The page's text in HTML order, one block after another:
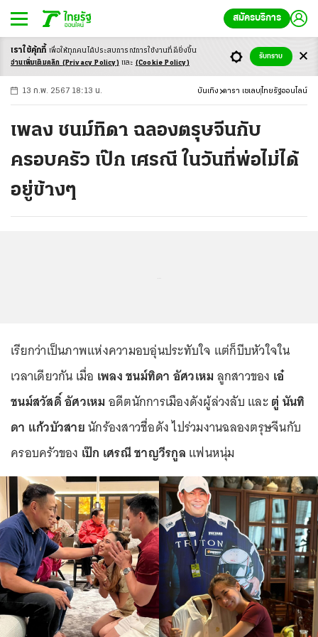
สมัครบริการ
-ก ก ก+
13 ก.พ. 2567 18:13 น. บันเทิง ดารา เซเลบ ไทยรัฐออนไลน์
เพลง ชนม์ทิดา ฉลองตรุษจีนกับ
ครอบครัว เป๊ก เศรณี ในวันที่พ่อไม่ได้
อยู่ข้างๆ
เรียกว่าเป็นภาพแห่งความอบอุ่นประทับใจ แต่ก็บีบหัวใจใน
เวลาเดียวกัน เมื่อ เพลง ชนม์ทิดา อัศวเหม ลูกสาวของ เอ๋
ชนม์สวัสดิ์ อัศวเหม อดีตนักการเมืองดังผู้ล่วงลับ และตู่ นันทิ
ดา แก้วบัวสายนักร้องสาวชื่อดัง ไปร่วมงานฉลองตรุษจีนกับ
ครอบครัวของ เป๊ก เศรณี ชาญวีรกูล แฟนหนุ่ม
เราใช้คุ้กกี้ เพื่อให้ทุกคนได้ประสบการณ์การใช้งานที่ดียิ่งขึ้น
อ่านเพิ่มเติมคลิก (Privacy Policy) และ (Cookie Policy)
รับทราบ